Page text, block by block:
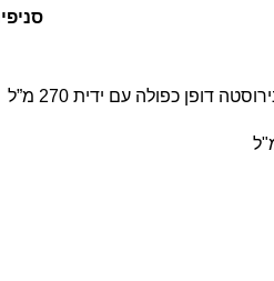
דופן כפולה עם ידית 270 מ”ל